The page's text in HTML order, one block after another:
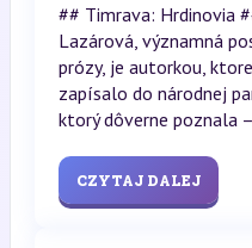
## Timrava: Hrdinovia
Lazárová, významná
prózy, je autorkou,
zapísalo do národnej
ktorý dôverne poznala
CZYTAJ DALEJ